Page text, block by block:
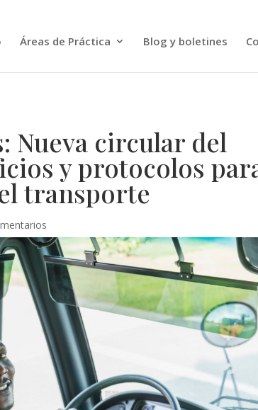
Áreas de Práctica Blog y boletines
Nueva circular del
y protocolos
transporte